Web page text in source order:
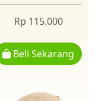
Rp 115.000
Beli Sekarang